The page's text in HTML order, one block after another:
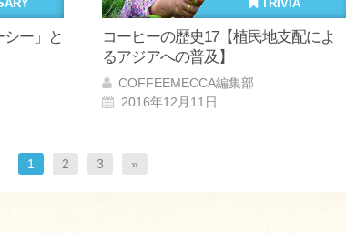
ー」と
TRIVIA
コーヒーの歴史17【植民地支配によ
るアジアへの普及】
COFFEEMECCA編集部
2016年12月11日
1 2 3 »